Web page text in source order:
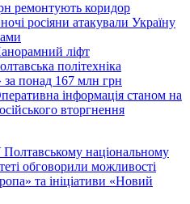
ремонтують коридор
росіяни атакували Україну
ліфт
політехніка
за понад 167 млн грн
інформація станом на
вторгнення
національному
обговорили можливості
та ініціативи «Новий